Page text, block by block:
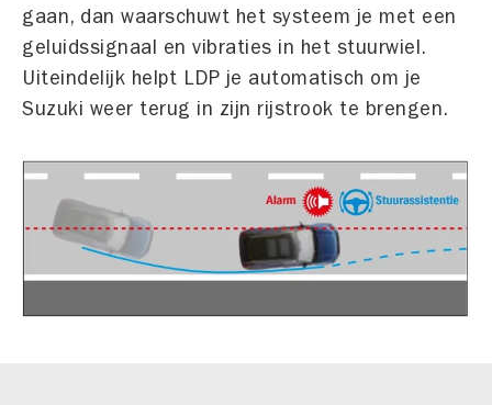
gaan, dan waarschuwt het systeem je met een
geluidssignaal en vibraties in het stuurwiel.
Uiteindelijk helpt LDP je automatisch om je
Suzuki weer terug in zijn rijstrook te brengen.